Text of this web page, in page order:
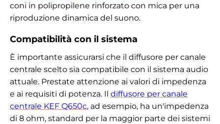
coni in polipropilene rinforzato con mica per una
riproduzione dinamica del suono.
Compatibilità con il sistema
È importante assicurarsi che il diffusore per canale
centrale scelto sia compatibile con il sistema audio
attuale. Prestate attenzione ai valori di impedenza
e ai requisiti di potenza. Il diffusore per canale
centrale KEF Q650c, ad esempio, ha un'impedenza
di 8 ohm, standard per la maggior parte dei sistemi